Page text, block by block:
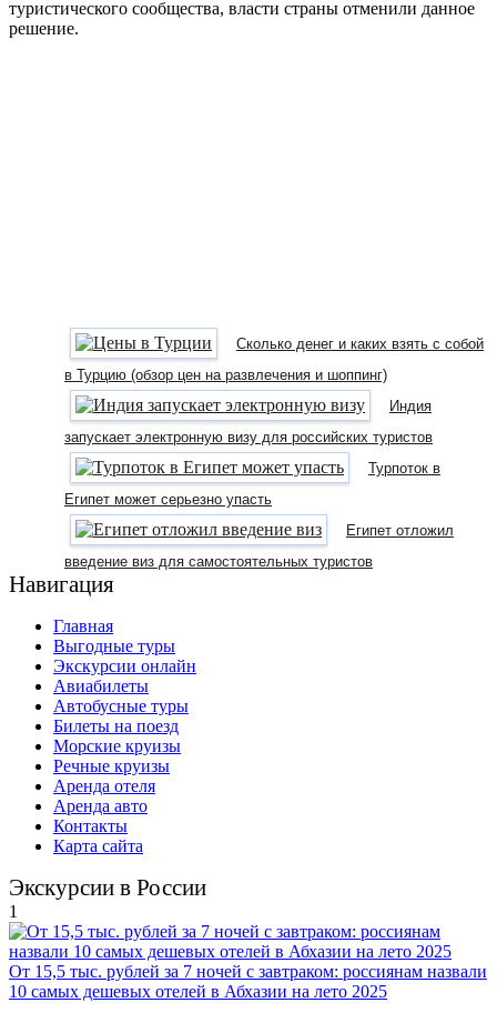
туристического сообщества, власти страны отменили данное
решение.
Сколько денег и каких взять с собой
в Турцию (обзор цен на развлечения и шоппинг)
Индия
запускает электронную визу для российских туристов
Турпоток в
Египет может серьезно упасть
Египет отложил
введение виз для самостоятельных туристов
Навигация
Главная
Выгодные туры
Экскурсии онлайн
Авиабилеты
Автобусные туры
Билеты на поезд
Морские круизы
Речные круизы
Аренда отеля
Аренда авто
Контакты
Карта сайта
Экскурсии в России
1
От 15,5 тыс. рублей за 7 ночей с завтраком: россиянам назвали
10 самых дешевых отелей в Абхазии на лето 2025